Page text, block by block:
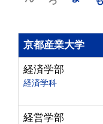
京都産業大学
経済学部
経済学科
経営学部